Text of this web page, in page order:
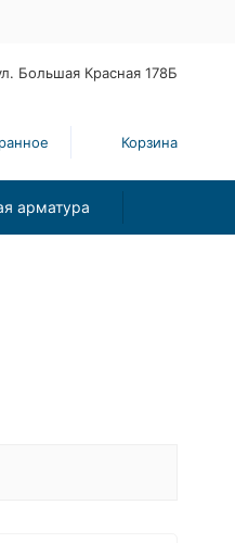
Большая Красная 178Б
Корзина
арматура